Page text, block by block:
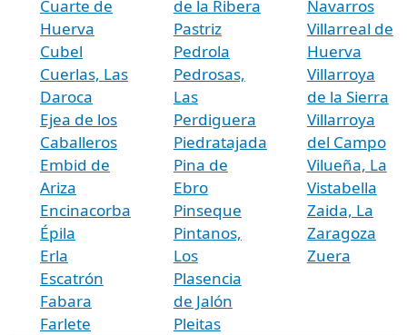
Cuarte de
Huerva
Cubel
Cuerlas, Las
Daroca
Ejea de los
Caballeros
Embid de
Ariza
Encinacorba
Épila
Erla
Escatrón
Fabara
Farlete
de la Ribera
Pastriz
Pedrola
Pedrosas,
Las
Perdiguera
Piedratajada
Pina de
Ebro
Pinseque
Pintanos,
Los
Plasencia
de Jalón
Pleitas
Navarros
Villarreal de
Huerva
Villarroya
de la Sierra
Villarroya
del Campo
Vilueña, La
Vistabella
Zaida, La
Zaragoza
Zuera